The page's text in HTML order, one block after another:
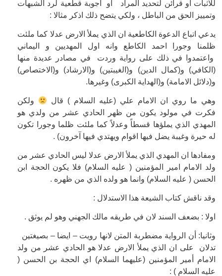
للاثبات او قرائن لتحديد المراد او اجوبة قطعية لرد الشبهات
وتمييز الحق من الباطل ، ولكي يتضح ذلك اذكر مثالا :
يدعي اتباع الدعوة الكاطعية ان الذي يملأ الارض عدلا كما ملئت
ظلمنا وجورا احمد الكاطع وانه اول المهديين و اليماني
واعتمدوا في ذلك على رواية وردت في مصادر عديدة منها
(الكافي) و(كمال الدين) و(الغيبتين) و(الارشاد) و(الاختصاص)
و(دلائل الامامة) و(الهداية الكبرى) وغيرها.
وهي ما روي ان الامام علي (عليه السلام ) قال
ولكن
فكرت في مولود يكون من ظهر الحادي عشر من ولدي هو
المهدي الذي يملؤها قسطاً وعدلاً كما ملئت ظلما وجورا تكون
له حيرة وغيبة يضل فيها اقوام ويهتدي فيها آخرون) .
ومفادها ان المهدي الذي يملأ الارض عدلا ليس الحادي عشر من
ولد الامام امير المؤمنين ( عليه السلام) فلا يكون الحجة ابن
الحسن ( عليه السلام) وانما هو ولده الذي من ظهره .
وقد ناقش كتاب الشيعة هذا الاستدلال :
اولا : بضعف السند لان في طريقه مالك الجهني وهو لم يوثق .
وثانيا: أن الرواية مضطربة المتن لانها رويت – ايضا – بصيغتين
تدلان على ان الذي يملأ الارض عدلا هو الحادي عشر من ولد
الامام أمير المؤمنين (عليهما السلام) اي الحجة بن الحسن (
عليه السلام ) :